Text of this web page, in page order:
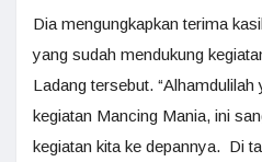
Dia mengungkapkan terima
yang sudah mendukung
Ladang tersebut.
kegiatan Mancing Mania, ini
kegiatan kita ke depannya. Di